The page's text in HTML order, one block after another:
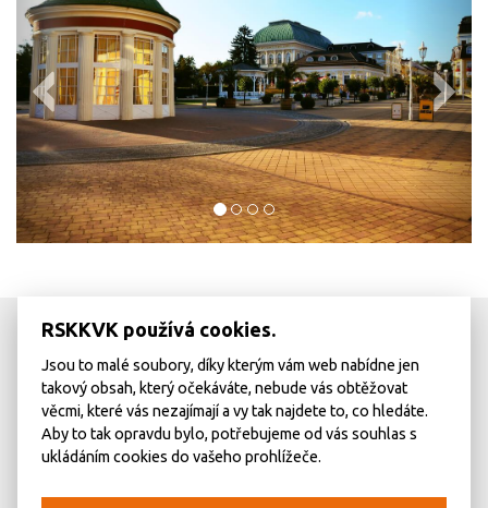
RSKKVK používá cookies.
Jsou to malé soubory, díky kterým vám web nabídne jen
takový obsah, který očekáváte, nebude vás obtěžovat
věcmi, které vás nezajímají a vy tak najdete to, co hledáte.
Aby to tak opravdu bylo, potřebujeme od vás souhlas s
ukládáním cookies do vašeho prohlížeče.